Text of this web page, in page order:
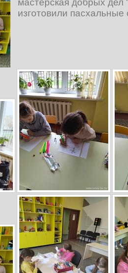
мастерская добрых
изготовили пасхальные